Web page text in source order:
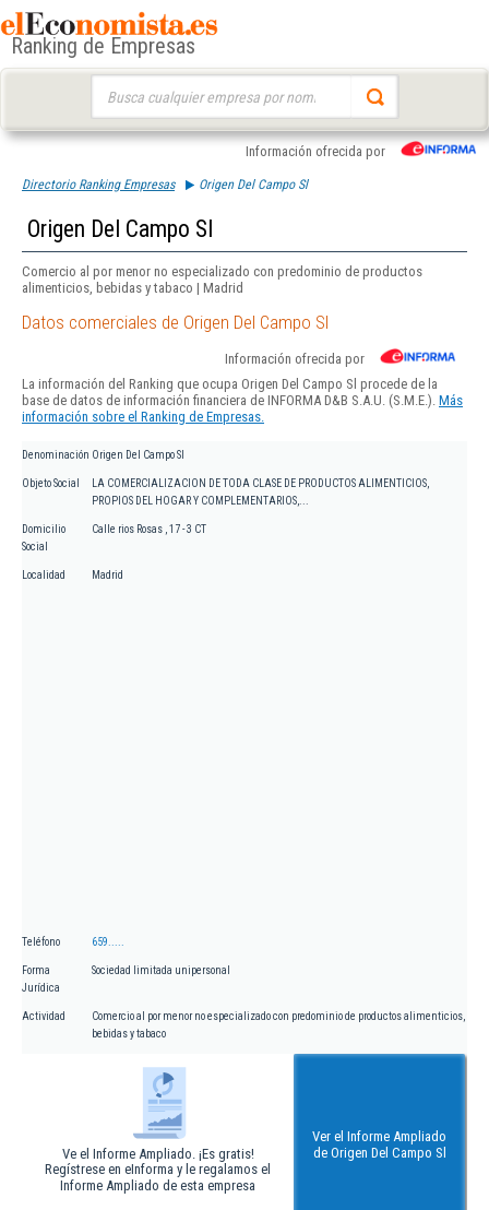
Ranking de Empresas
Información ofrecida por
Directorio Ranking Empresas Origen Del Campo Sl
Origen Del Campo Sl
Comercio al por menor no especializado con predominio de productos
alimenticios, bebidas y tabaco | Madrid
Datos comerciales de Origen Del Campo Sl
Información ofrecida por
La información del Ranking que ocupa Origen Del Campo Sl procede de la
base de datos de información financiera de INFORMA D&B S.A.U. (S.M.E.). Más
información sobre el Ranking de Empresas.
Denominación Origen Del Campo Sl
Objeto Social
LA COMERCIALIZACION DE TODA CLASE DE PRODUCTOS ALIMENTICIOS,
PROPIOS DEL HOGAR Y COMPLEMENTARIOS,...
Domicilio
Social
Calle rios Rosas , 17 - 3 CT
Localidad Madrid
Teléfono 659.....
Forma
Jurídica
Sociedad limitada unipersonal
Actividad
Comercio al por menor no especializado con predominio de productos alimenticios,
bebidas y tabaco
Ve el Informe Ampliado. ¡Es gratis!
Regístrese en eInforma y le regalamos el
Informe Ampliado de esta empresa
Ver el Informe Ampliado
de Origen Del Campo Sl